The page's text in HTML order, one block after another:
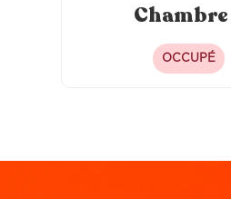
Chambre
OCCUPÉ